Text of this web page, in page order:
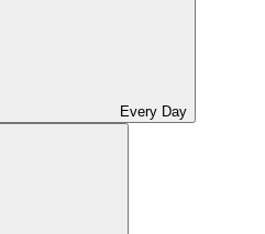
Every Day